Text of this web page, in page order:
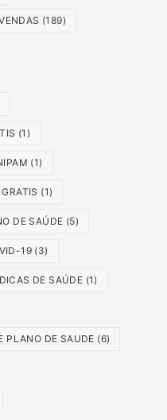
(189)
(1)
(1)
(1)
DE SAÚDE (5)
19 (3)
DICAS DE SAÚDE (1)
PLANO DE SAUDE (6)